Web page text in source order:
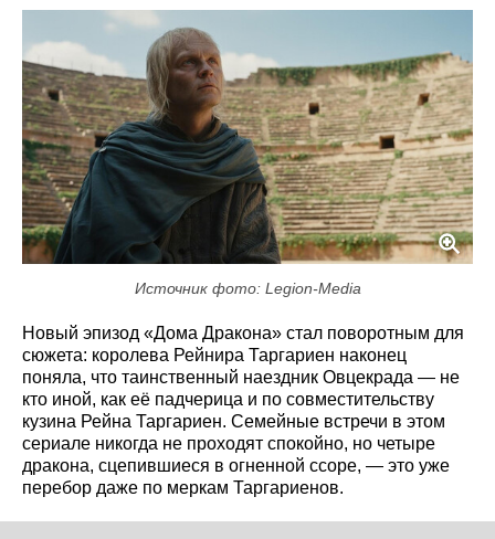
Источник фото: Legion-Media
Новый эпизод «Дома Дракона» стал поворотным для
сюжета: королева Рейнира Таргариен наконец
поняла, что таинственный наездник Овцекрада — не
кто иной, как её падчерица и по совместительству
кузина Рейна Таргариен. Семейные встречи в этом
сериале никогда не проходят спокойно, но четыре
дракона, сцепившиеся в огненной ссоре, — это уже
перебор даже по меркам Таргариенов.